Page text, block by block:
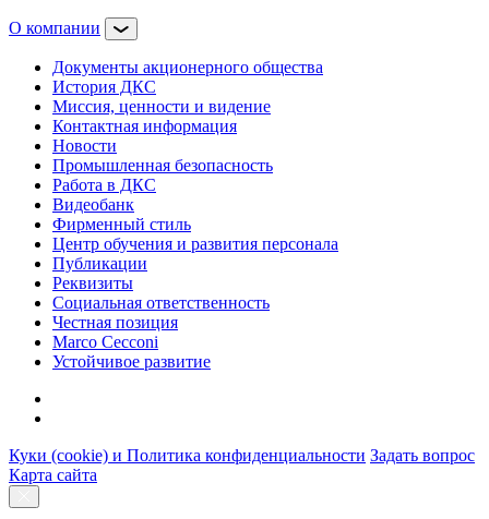
О компании
Документы акционерного общества
История ДКС
Миссия, ценности и видение
Контактная информация
Новости
Промышленная безопасность
Работа в ДКС
Видеобанк
Фирменный стиль
Центр обучения и развития персонала
Публикации
Реквизиты
Социальная ответственность
Честная позиция
Marco Cecconi
Устойчивое развитие
Куки (cookie) и Политика конфиденциальности Задать вопрос
Карта сайта